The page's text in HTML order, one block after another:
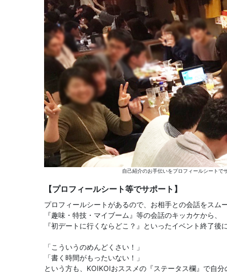
自己紹介のお手伝いをプロフィールシートで
【プロフィールシート等でサポート】
プロフィールシートがあるので、お相手との会話をスム
『趣味・特技・マイブーム』等の会話のキッカケから、
『初デートに行くならどこ？』といったイベント終了
「こういうのめんどくさい！」
「書く時間がもったいない！」
という方も、KOIKOIおススメの『ステータス欄』で自